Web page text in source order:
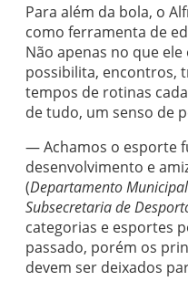
Para além da bola, o
como ferramenta de
Não apenas no que
possibilita, encontros,
tempos de rotinas
de tudo, um senso de
— Achamos o esporte
desenvolvimento e
(Departamento
Subsecretaria de
categorias e esportes
passado, porém os
devem ser deixados